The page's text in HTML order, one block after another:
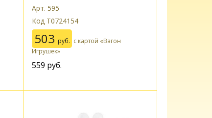
Арт. 595
Код Т0724154
503 руб. с картой «Вагон
Игрушек»
559 руб.